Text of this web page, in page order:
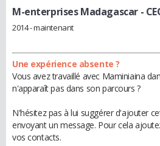
M-enterprises Madagascar-
2014 - maintenant
Une expérience absente ?
Vous avez travaillé avec Maminiaina
n'apparaît pas dans son parcours ?
N'hésitez pas à lui suggérer d'ajouter
envoyant un message. Pour cela
vos contacts.